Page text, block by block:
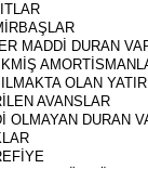
MADDİ DURAN
OLAN
AVANSLAR
OLMAYAN DURAN